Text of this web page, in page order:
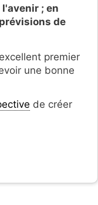
; en
de
premier
une bonne
de créer